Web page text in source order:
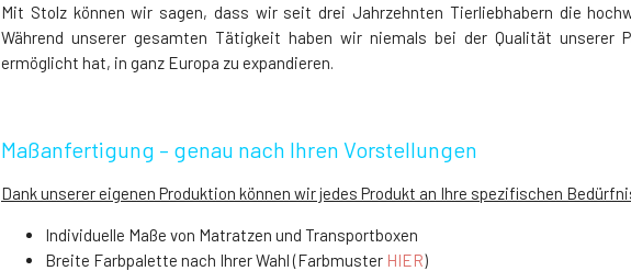
Auf Lager > 5
109 EUR
Transportbox COOL PET
Auf Lager > 5
114 EUR
Mit Stolz können wir sagen, dass wir seit drei Jahrzehnten Tierliebhabern die
Während unserer gesamten Tätigkeit haben wir niemals bei der Qualität unserer
ermöglicht hat, in ganz Europa zu expandieren.
Maßanfertigung – genau nach Ihren Vorstellungen
Dank unserer eigenen Produktion können wir jedes Produkt an Ihre spezifischen
Individuelle Maße von Matratzen und Transportboxen
Breite Farbpalette nach Ihrer Wahl (Farbmuster HIER)